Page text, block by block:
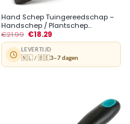
Hand Schep Tuingereedschap –
Handschep / Plantschep...
€21.99 €18.29
LEVERTIJD
🇳🇱 / 🇧🇪3–7 dagen